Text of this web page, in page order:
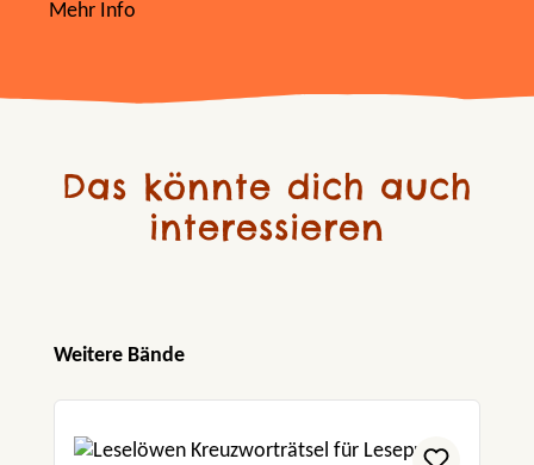
Mehr Info
Das könnte dich auch
interessieren
Produktgalerie überspringen
Weitere Bände